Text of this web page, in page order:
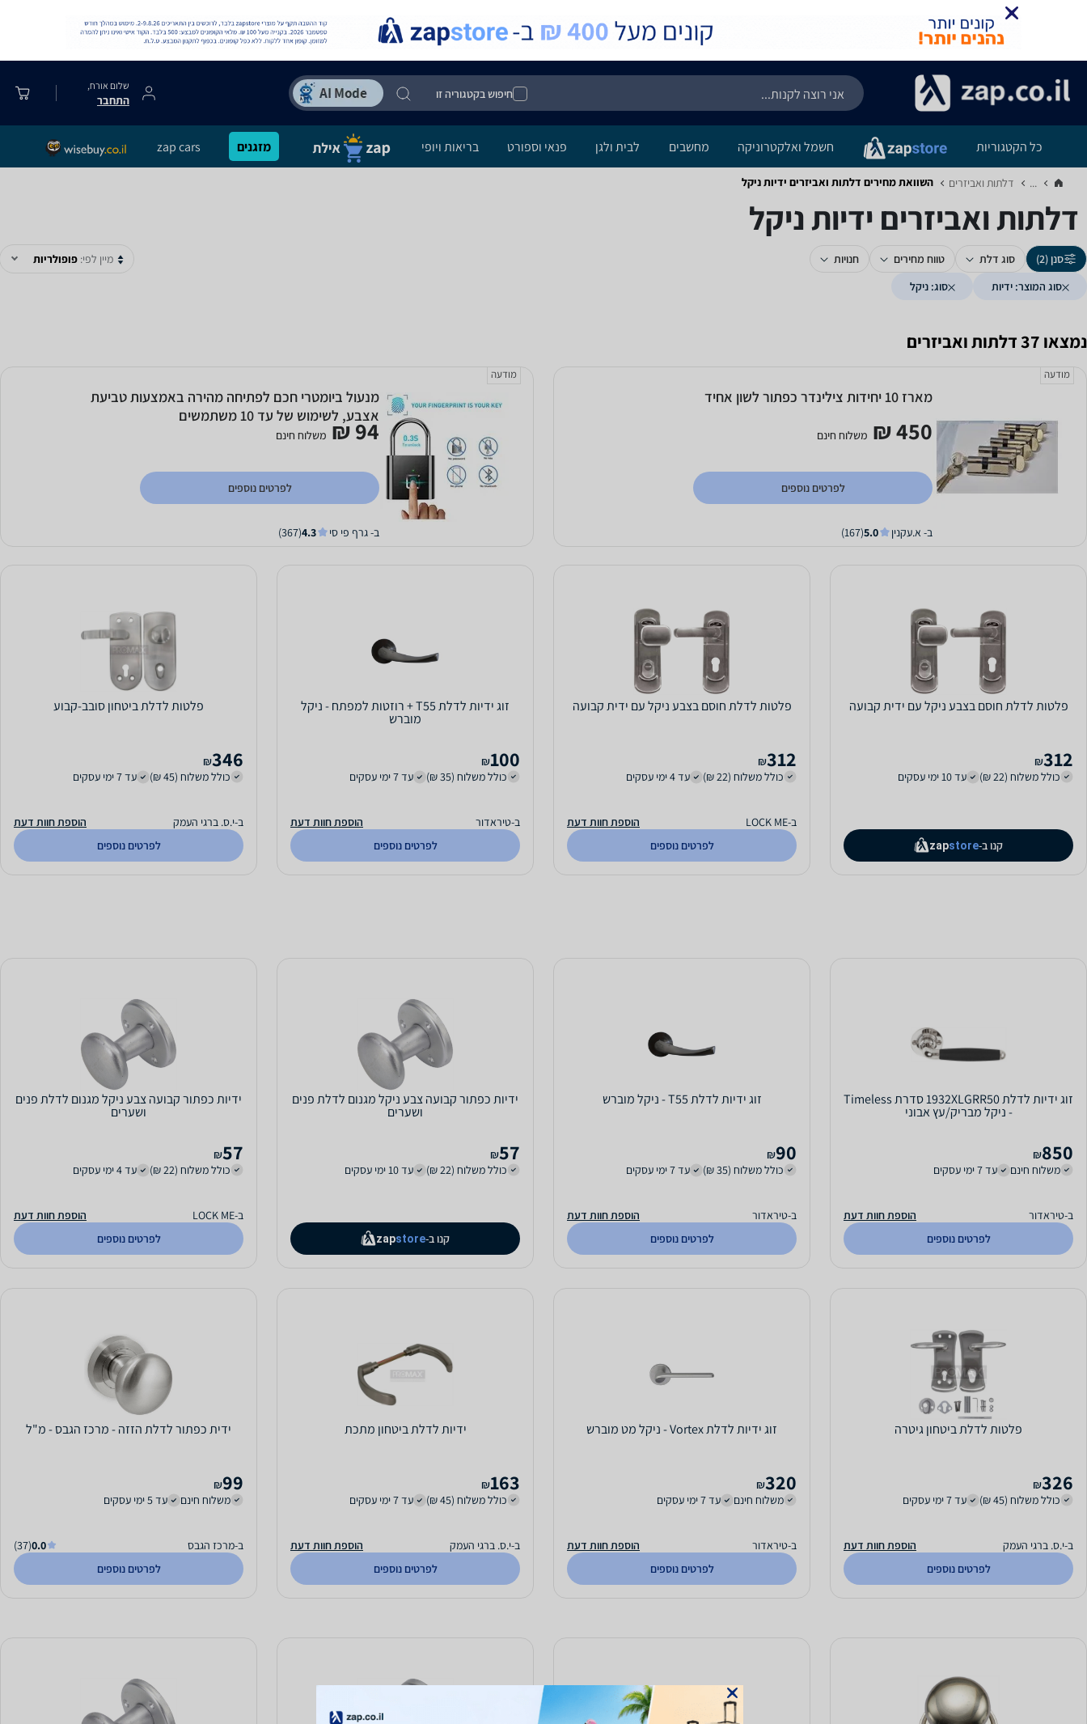
חיפוש בקטגוריה זו
שלום אורח,
התחבר
כל הקטגוריות חשמל ואלקטרוניקה מחשבים לבית ולגן פנאי וספורט בריאות ויופי מזגנים zap cars
... דלתות ואביזרים‏ השוואת מחירים דלתות ואביזרים ‏ידיות ‏ניקל
דלתות ואביזרים ‏ידיות ‏ניקל
סנן (2) סוג דלת טווח מחירים
חנויות
סוג המוצר: ידיות
סוג: ניקל
מיין לפי: פופולריות
נמצאו 37 דלתות ואביזרים
מודעה
מארז 10 יחידות צילינדר כפתור לשון אחיד
450 ₪ משלוח חינם
לפרטים נוספים
ב- א.עקנין 5.0
(167)
מודעה
מנעול ביומטרי חכם לפתיחה מהירה באמצעות טביעת
אצבע, לשימוש של עד 10 משתמשים
94 ₪ משלוח חינם
לפרטים נוספים
ב- גרף פי סי 4.3
(367)
פלטות לדלת חוסם בצבע ניקל עם ידית קבועה
312
₪
כולל משלוח (22 ₪)
עד 10 ימי עסקים
קנו ב- zapstore
פלטות לדלת חוסם בצבע ניקל עם ידית קבועה
312
₪
כולל משלוח (22 ₪)
עד 4 ימי עסקים
ב-LOCK ME
הוספת חוות דעת
לפרטים נוספים
זוג ידיות לדלת T55 + רוזטות למפתח - ניקל
מוברש
100
₪
כולל משלוח (35 ₪)
עד 7 ימי עסקים
ב-טיראדור
הוספת חוות דעת
לפרטים נוספים
פלטות לדלת ביטחון סובב-קבוע
346
₪
כולל משלוח (45 ₪)
עד 7 ימי עסקים
ב-י.ס. ברגי העמק
הוספת חוות דעת
לפרטים נוספים
זוג ידיות לדלת 1932XLGRR50 סדרת Timeless
- ניקל מבריק/עץ אבוני
850
₪
משלוח חינם
עד 7 ימי עסקים
ב-טיראדור
הוספת חוות דעת
לפרטים נוספים
זוג ידיות לדלת T55 - ניקל מוברש
90
₪
כולל משלוח (35 ₪)
עד 7 ימי עסקים
ב-טיראדור
הוספת חוות דעת
לפרטים נוספים
ידיות כפתור קבועה צבע ניקל מגנום לדלת פנים
ושערים
57
₪
כולל משלוח (22 ₪)
עד 10 ימי עסקים
קנו ב- zapstore
ידיות כפתור קבועה צבע ניקל מגנום לדלת פנים
ושערים
57
₪
כולל משלוח (22 ₪)
עד 4 ימי עסקים
ב-LOCK ME
הוספת חוות דעת
לפרטים נוספים
פלטות לדלת ביטחון גיטרה
326
₪
כולל משלוח (45 ₪)
עד 7 ימי עסקים
ב-י.ס. ברגי העמק
הוספת חוות דעת
לפרטים נוספים
זוג ידיות לדלת Vortex - ניקל מט מוברש
320
₪
משלוח חינם
עד 7 ימי עסקים
ב-טיראדור
הוספת חוות דעת
לפרטים נוספים
ידיות לדלת ביטחון מתכת
163
₪
כולל משלוח (45 ₪)
עד 7 ימי עסקים
ב-י.ס. ברגי העמק
הוספת חוות דעת
לפרטים נוספים
ידית כפתור לדלת הזזה - מרכז הגבס - מ"ל
99
₪
משלוח חינם
עד 5 ימי עסקים
ב-מרכז הגבס 0.0
(37)
לפרטים נוספים